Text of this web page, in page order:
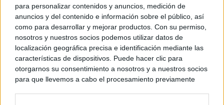
para personalizar contenidos y anuncios, medición de
anuncios y del contenido e información sobre el público, así
como para desarrollar y mejorar productos. Con su permiso,
nosotros y nuestros socios podemos utilizar datos de
localización geográfica precisa e identificación mediante las
características de dispositivos. Puede hacer clic para
otorgarnos su consentimiento a nosotros y a nuestros socios
para que llevemos a cabo el procesamiento previamente
© Kiosko.net Aviso Legal Privacidad y Cookies